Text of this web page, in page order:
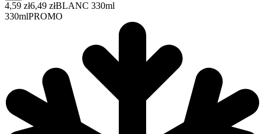
4,59 zł6,49 złBLANC 330ml
330mlPROMO